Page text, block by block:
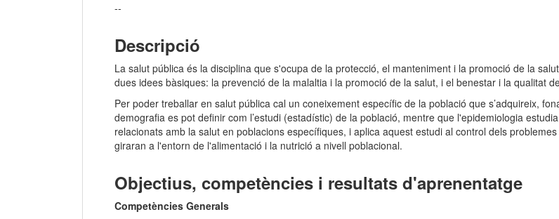
--
Descripció
La salut pública és la disciplina que s'ocupa de la protecció, el manteniment i la promoció de la
dues idees bàsiques: la prevenció de la malaltia i la promoció de la salut, i el benestar i la qualitat
Per poder treballar en salut pública cal un coneixement específic de la població que s’adquireix,
demografia es pot definir com l’estudi (estadístic) de la població, mentre que l'epidemiologia
relacionats amb la salut en poblacions específiques, i aplica aquest estudi al control dels
giraran a l'entorn de l'alimentació i la nutrició a nivell poblacional.
Objectius, competències i resultats d'aprenentatge
Competències Generals